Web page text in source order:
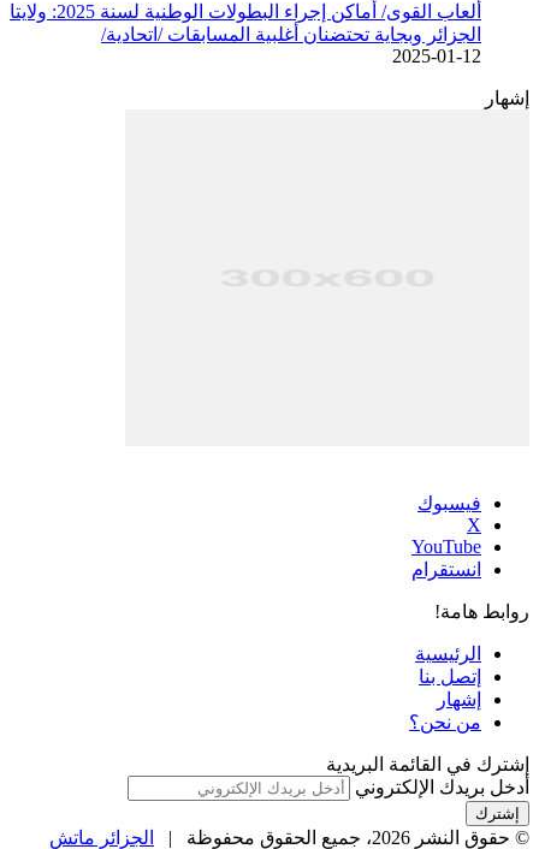
ألعاب القوى/ أماكن إجراء البطولات الوطنية لسنة 2025: ولايتا
الجزائر وبجاية تحتضنان أغلبية المسابقات /اتحادية/
2025-01-12
إشهار
فيسبوك
‫X
‫YouTube
انستقرام
روابط هامة!
الرئيسية
إتصل بنا
إشهار
من نحن؟
إشترك في القائمة البريدية
أدخل بريدك الإلكتروني
© حقوق النشر 2026، جميع الحقوق محفوظة | الجزائر ماتش